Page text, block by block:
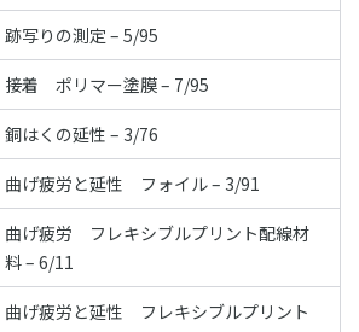
跡写りの測定 – 5/95
接着 ポリマー塗膜 – 7/95
銅はくの延性 – 3/76
曲げ疲労と延性 フォイル – 3/91
曲げ疲労 フレキシブルプリント配線材
料 – 6/11
曲げ疲労と延性 フレキシブルプリント